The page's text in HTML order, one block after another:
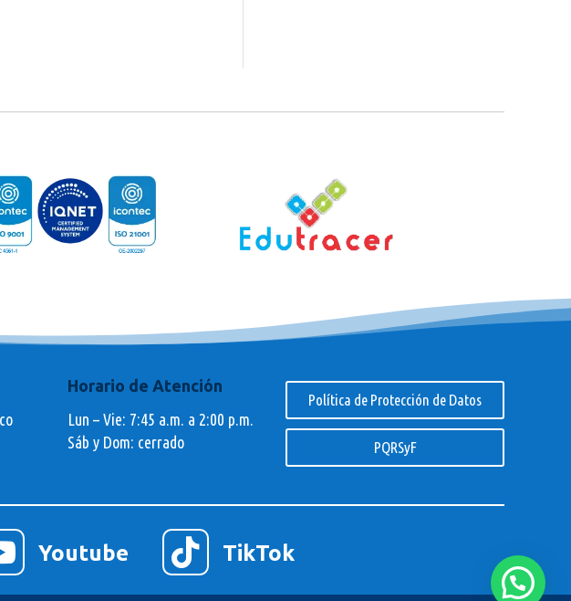
Horario de Atención
Lun – Vie: 7:45 a.m. a 2:00 p.m.
Sáb y Dom: cerrado
Política de Protección de Datos
PQRSyF
Youtube  TikTok